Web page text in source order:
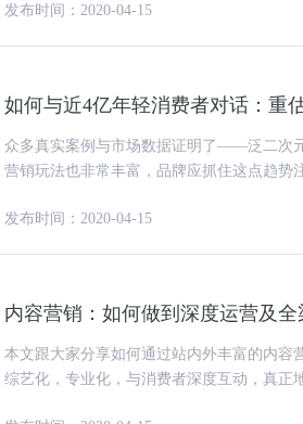
发布时间：2020-04-15
如何与近4亿年轻消费者对话：重
众多真实案例与市场数据证明了——泛二次
营销玩法也非常丰富，品牌应抓住这点趋势注重泛二次元
发布时间：2020-04-15
内容营销：如何做到深度运营及全
本文跟大家分享如何通过站内外丰富的内容
综艺化，专业化，与消费者深度互动，真正地导向销售。 深耕内容